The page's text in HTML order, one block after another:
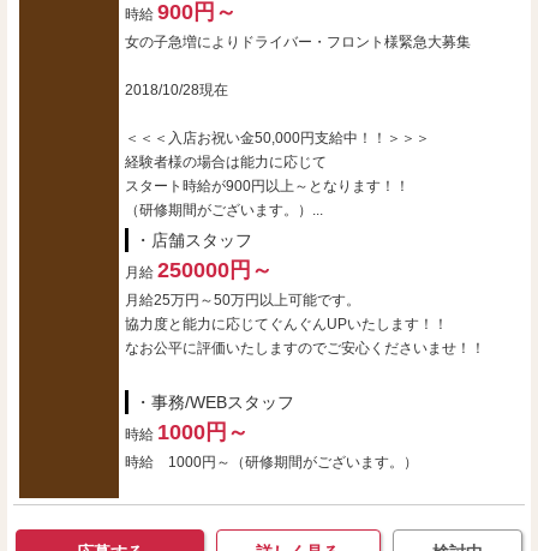
時給 900円～
女の子急増によりドライバー・フロント様緊急大募集
2018/10/28現在
＜＜＜入店お祝い金50,000円支給中！！＞＞＞
経験者様の場合は能力に応じて
スタート時給が900円以上～となります！！
（研修期間がございます。）...
・店舗スタッフ
月給 250000円～
月給25万円～50万円以上可能です。
協力度と能力に応じてぐんぐんUPいたします！！
なお公平に評価いたしますのでご安心くださいませ！！
・事務/WEBスタッフ
時給 1000円～
時給 1000円～（研修期間がございます。）